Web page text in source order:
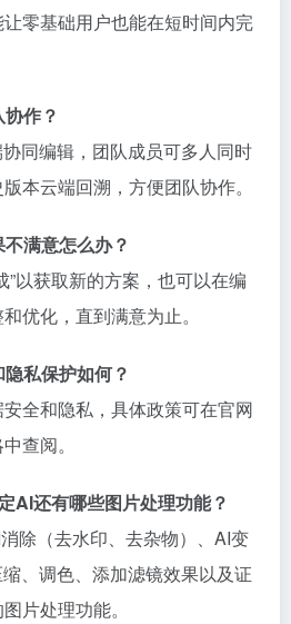
零基础用户也能在短时间内完
作？
同编辑，团队成员可多人同时
本云端回溯，方便团队协作。
满意怎么办？
”以获取新的方案，也可以在编
优化，直到满意为止。
私保护如何？
全和隐私，具体政策可在官网
查阅。
AI还有哪些图片处理功能？
除（去水印、去杂物）、AI变
、调色、添加滤镜效果以及证
片处理功能。